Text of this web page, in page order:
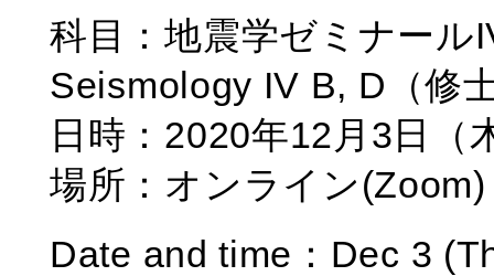
科目：地震学ゼミナール
Seismology IV B, D（修
日時：2020年12月3日（
場所：オンライン(Zoom)
Date and time：Dec 3